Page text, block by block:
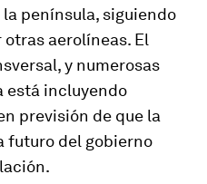
península, siguiendo
aerolíneas. El
y numerosas
está incluyendo
previsión de que la
futuro del gobierno